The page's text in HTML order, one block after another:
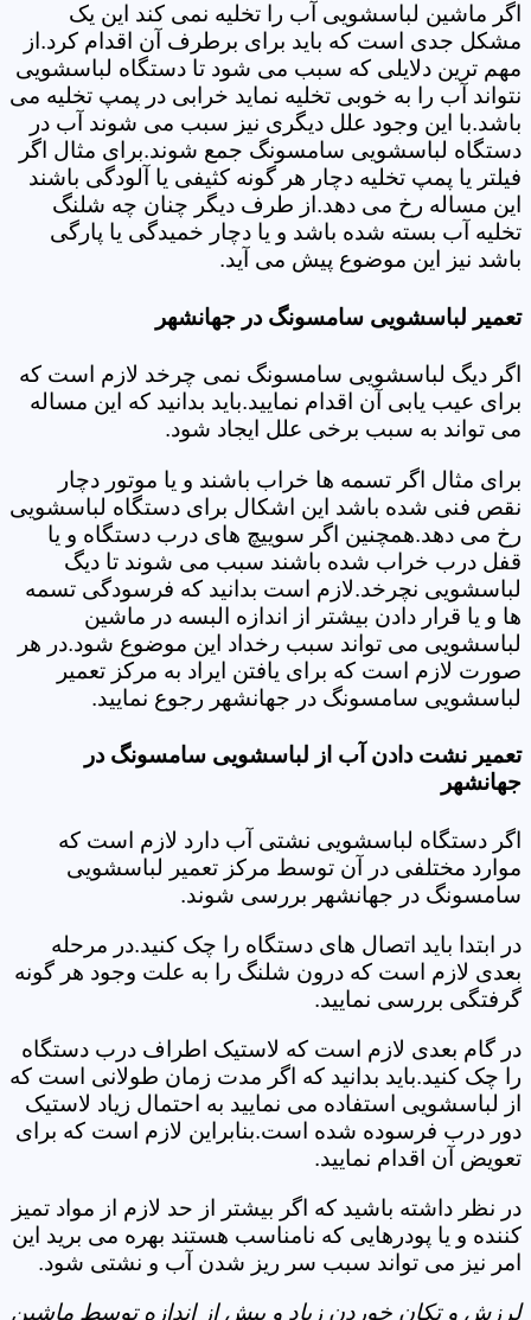
اگر ماشین لباسشویی آب را تخلیه نمی کند این یک
مشکل جدی است که باید برای برطرف آن اقدام کرد.از
مهم ترین دلایلی که سبب می شود تا دستگاه لباسشویی
نتواند آب را به خوبی تخلیه نماید خرابی در پمپ تخلیه می
باشد.با این وجود علل دیگری نیز سبب می شوند آب در
دستگاه لباسشویی سامسونگ جمع شوند.برای مثال اگر
فیلتر یا پمپ تخلیه دچار هر گونه کثیفی یا آلودگی باشند
این مساله رخ می دهد.از طرف دیگر چنان چه شلنگ
تخلیه آب بسته شده باشد و یا دچار خمیدگی یا پارگی
باشد نیز این موضوع پیش می آید.
تعمیر لباسشویی سامسونگ در جهانشهر
اگر دیگ لباسشویی سامسونگ نمی چرخد لازم است که
برای عیب یابی آن اقدام نمایید.باید بدانید که این مساله
می تواند به سبب برخی علل ایجاد شود.
برای مثال اگر تسمه ها خراب باشند و یا موتور دچار
نقص فنی شده باشد این اشکال برای دستگاه لباسشویی
رخ می دهد.همچنین اگر سوییچ های درب دستگاه و یا
قفل درب خراب شده باشند سبب می شوند تا دیگ
لباسشویی نچرخد.لازم است بدانید که فرسودگی تسمه
ها و یا قرار دادن بیشتر از اندازه البسه در ماشین
لباسشویی می تواند سبب رخداد این موضوع شود.در هر
صورت لازم است که برای یافتن ایراد به مرکز تعمیر
لباسشویی سامسونگ در جهانشهر رجوع نمایید.
تعمیر نشت دادن آب از لباسشویی سامسونگ در
جهانشهر
اگر دستگاه لباسشویی نشتی آب دارد لازم است که
موارد مختلفی در آن توسط مرکز تعمیر لباسشویی
سامسونگ در جهانشهر بررسی شوند.
در ابتدا باید اتصال های دستگاه را چک کنید.در مرحله
بعدی لازم است که درون شلنگ را به علت وجود هر گونه
گرفتگی بررسی نمایید.
در گام بعدی لازم است که لاستیک اطراف درب دستگاه
را چک کنید.باید بدانید که اگر مدت زمان طولانی است که
از لباسشویی استفاده می نمایید به احتمال زیاد لاستیک
دور درب فرسوده شده است.بنابراین لازم است که برای
تعویض آن اقدام نمایید.
در نظر داشته باشید که اگر بیشتر از حد لازم از مواد تمیز
کننده و یا پودرهایی که نامناسب هستند بهره می برید این
امر نیز می تواند سبب سر ریز شدن آب و نشتی شود.
لرزش و تکان خوردن زیاد و بیش از اندازه توسط ماشین